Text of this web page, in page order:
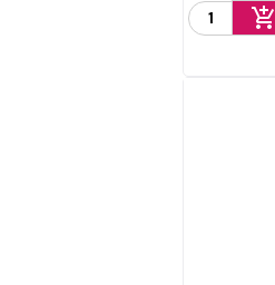
add_shopping_cart